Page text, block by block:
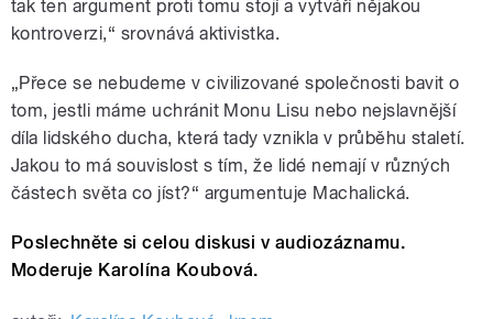
tak ten argument proti tomu stojí a vytváří nějakou
kontroverzi,“ srovnává aktivistka.
„Přece se nebudeme v civilizované společnosti bavit o
tom, jestli máme uchránit Monu Lisu nebo nejslavnější
díla lidského ducha, která tady vznikla v průběhu staletí.
Jakou to má souvislost s tím, že lidé nemají v různých
částech světa co jíst?“ argumentuje Machalická.
Poslechněte si celou diskusi v audiozáznamu.
Moderuje Karolína Koubová.